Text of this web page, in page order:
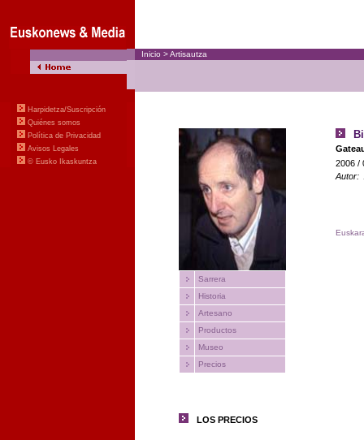
2006 /
Autor:
Sarrera
Historia
Artesano
Productos
Museo
Precios
LOS PRECIOS
Harpidetza/Suscripción
Quiénes somos
Política de Privacidad
Avisos Legales
© Eusko Ikaskuntza
Inicio >Artisautza